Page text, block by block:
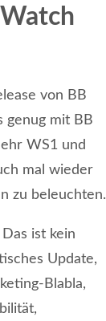
von BB
genug mit BB
WS1 und
mal wieder
zu beleuchten.
ist kein
Update,
Blabla,